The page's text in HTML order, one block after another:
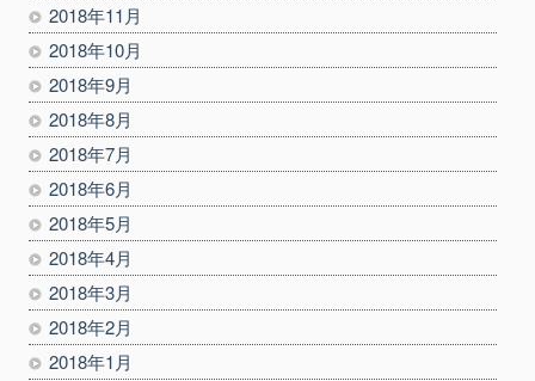
2018年11月
2018年10月
2018年9月
2018年8月
2018年7月
2018年6月
2018年5月
2018年4月
2018年3月
2018年2月
2018年1月